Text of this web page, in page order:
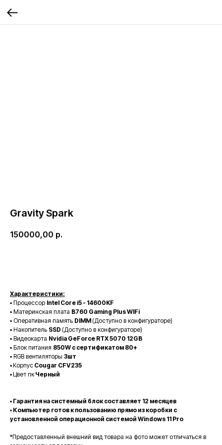
Gravity Spark
150000,00 р.
Характеристики:
▪️ Процессор Intel Core i5 - 14600KF
▪️ Материнская плата B760 Gaming Plus WIFi
▪️ Оперативная память DIMM (Доступно в конфигураторе)
▪️ Накопитель SSD (Доступно в конфигураторе)
▪️ Видеокарта Nvidia GeForce RTX 5070 12GB
▪️ Блок питания 850W с сертификатом 80+
▪️ RGB вентиляторы 3шт
▪️Корпус Cougar CFV235
▪️Цвет пк Черный
▪️ Гарантия на системный блок составляет 12 месяцев
▪️ Компьютер готов к пользованию прямо из коробки с
установленной операционной системой Windows 11 Pro
*Предоставленный внешний вид товара на фото может отличаться в